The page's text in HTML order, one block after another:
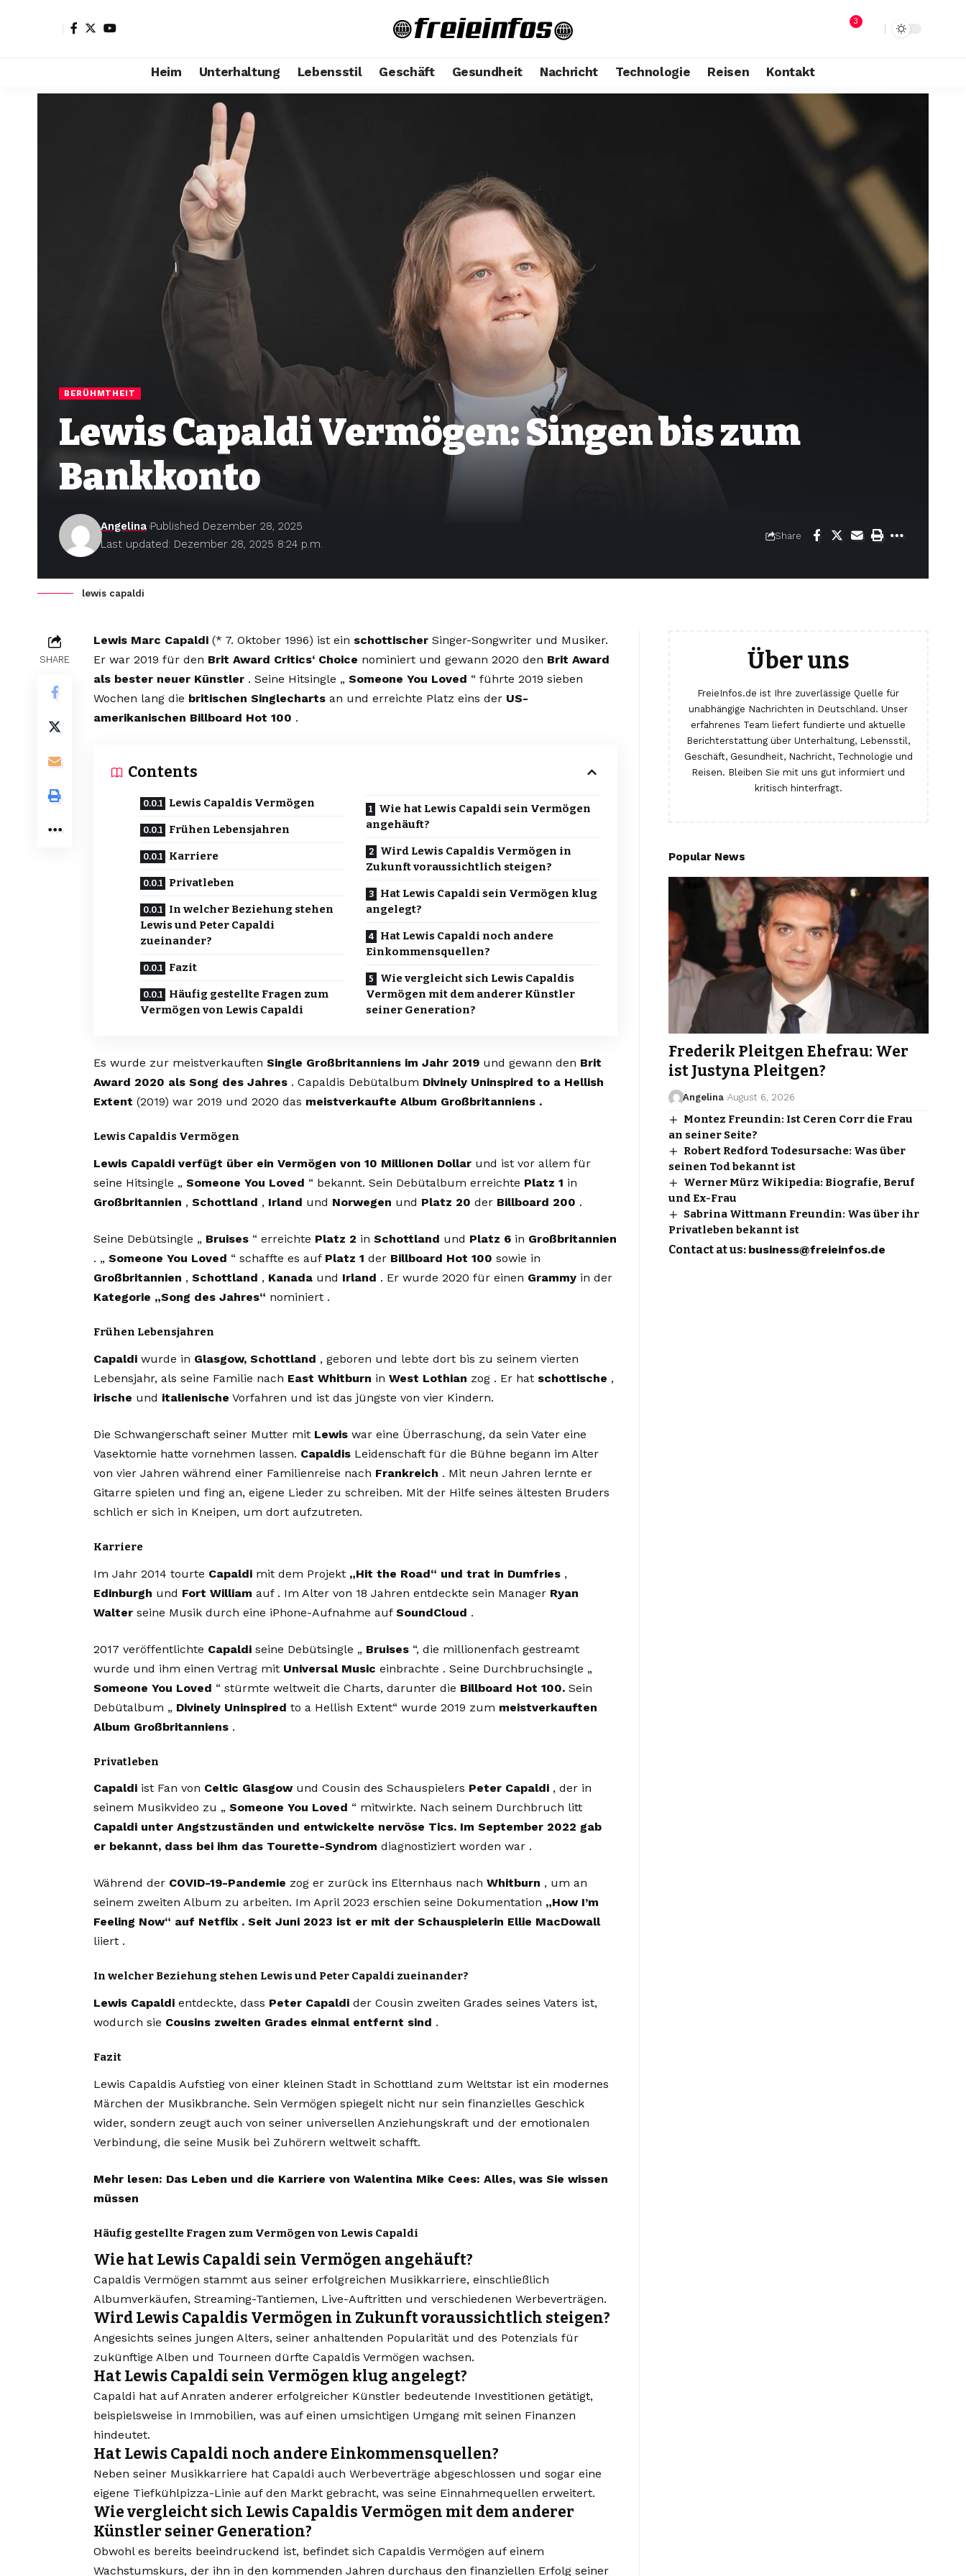
3
Heim Unterhaltung Lebensstil Geschäft Gesundheit Nachricht Technologie Reisen Kontakt
BERÜHMTHEIT
Lewis Capaldi Vermögen: Singen bis zum
Bankkonto
Last updated: Dezember 28, 2025 8:24 p.m.
Angelina Published Dezember 28, 2025
Share
lewis capaldi
SHARE
Lewis Marc Capaldi (* 7. Oktober 1996) ist ein schottischer Singer-Songwriter und Musiker.
Er war 2019 für den Brit Award Critics‘ Choice nominiert und gewann 2020 den Brit Award
als bester neuer Künstler . Seine Hitsingle „ Someone You Loved “ führte 2019 sieben
Wochen lang die britischen Singlecharts an und erreichte Platz eins der US-
amerikanischen Billboard Hot 100 .
Contents
Lewis Capaldis Vermögen
Frühen Lebensjahren
Karriere
Privatleben
In welcher Beziehung stehen
Lewis und Peter Capaldi
zueinander?
Fazit
Häufig gestellte Fragen zum
Vermögen von Lewis Capaldi
Wie hat Lewis Capaldi sein Vermögen
angehäuft?
Wird Lewis Capaldis Vermögen in
Zukunft voraussichtlich steigen?
Hat Lewis Capaldi sein Vermögen klug
angelegt?
Hat Lewis Capaldi noch andere
Einkommensquellen?
Wie vergleicht sich Lewis Capaldis
Vermögen mit dem anderer Künstler
seiner Generation?
Es wurde zur meistverkauften Single Großbritanniens im Jahr 2019 und gewann den Brit
Award 2020 als Song des Jahres . Capaldis Debütalbum Divinely Uninspired to a Hellish
Extent (2019) war 2019 und 2020 das meistverkaufte Album Großbritanniens .
Lewis Capaldis Vermögen
Lewis Capaldi verfügt über ein Vermögen von 10 Millionen Dollar und ist vor allem für
seine Hitsingle „ Someone You Loved “ bekannt. Sein Debütalbum erreichte Platz 1 in
Großbritannien , Schottland , Irland und Norwegen und Platz 20 der Billboard 200 .
Seine Debütsingle „ Bruises “ erreichte Platz 2 in Schottland und Platz 6 in Großbritannien
. „ Someone You Loved “ schaffte es auf Platz 1 der Billboard Hot 100 sowie in
Großbritannien , Schottland , Kanada und Irland . Er wurde 2020 für einen Grammy in der
Kategorie „Song des Jahres“ nominiert .
Frühen Lebensjahren
Capaldi wurde in Glasgow, Schottland , geboren und lebte dort bis zu seinem vierten
Lebensjahr, als seine Familie nach East Whitburn in West Lothian zog . Er hat schottische ,
irische und italienische Vorfahren und ist das jüngste von vier Kindern.
Die Schwangerschaft seiner Mutter mit Lewis war eine Überraschung, da sein Vater eine
Vasektomie hatte vornehmen lassen. Capaldis Leidenschaft für die Bühne begann im Alter
von vier Jahren während einer Familienreise nach Frankreich . Mit neun Jahren lernte er
Gitarre spielen und fing an, eigene Lieder zu schreiben. Mit der Hilfe seines ältesten Bruders
schlich er sich in Kneipen, um dort aufzutreten.
Karriere
Im Jahr 2014 tourte Capaldi mit dem Projekt „Hit the Road“ und trat in Dumfries ,
Edinburgh und Fort William auf . Im Alter von 18 Jahren entdeckte sein Manager Ryan
Walter seine Musik durch eine iPhone-Aufnahme auf SoundCloud .
2017 veröffentlichte Capaldi seine Debütsingle „ Bruises “, die millionenfach gestreamt
wurde und ihm einen Vertrag mit Universal Music einbrachte . Seine Durchbruchsingle „
Someone You Loved “ stürmte weltweit die Charts, darunter die Billboard Hot 100. Sein
Debütalbum „ Divinely Uninspired to a Hellish Extent“ wurde 2019 zum meistverkauften
Album Großbritanniens .
Privatleben
Capaldi ist Fan von Celtic Glasgowund Cousin des Schauspielers Peter Capaldi , der in
seinem Musikvideo zu „ Someone You Loved “ mitwirkte. Nach seinem Durchbruch litt
Capaldi unter Angstzuständen und entwickelte nervöse Tics. Im September 2022 gab
er bekannt, dass bei ihm das Tourette-Syndrom diagnostiziert worden war .
Während der COVID-19-Pandemie zog er zurück ins Elternhaus nach Whitburn , um an
seinem zweiten Album zu arbeiten. Im April 2023 erschien seine Dokumentation „How I’m
Feeling Now“ auf Netflix . Seit Juni 2023 ist er mit der Schauspielerin Ellie MacDowall
liiert .
In welcher Beziehung stehen Lewis und Peter Capaldi zueinander?
Lewis Capaldi entdeckte, dass Peter Capaldi der Cousin zweiten Grades seines Vaters ist,
wodurch sie Cousins ​​zweiten Grades einmal entfernt sind .
Fazit
Lewis Capaldis Aufstieg von einer kleinen Stadt in Schottland zum Weltstar ist ein modernes
Märchen der Musikbranche. Sein Vermögen spiegelt nicht nur sein finanzielles Geschick
wider, sondern zeugt auch von seiner universellen Anziehungskraft und der emotionalen
Verbindung, die seine Musik bei Zuhörern weltweit schafft.
Mehr lesen: Das Leben und die Karriere von Walentina Mike Cees: Alles, was Sie wissen
müssen
Häufig gestellte Fragen zum Vermögen von Lewis Capaldi
Wie hat Lewis Capaldi sein Vermögen angehäuft?
Capaldis Vermögen stammt aus seiner erfolgreichen Musikkarriere, einschließlich
Albumverkäufen, Streaming-Tantiemen, Live-Auftritten und verschiedenen Werbeverträgen.
Wird Lewis Capaldis Vermögen in Zukunft voraussichtlich steigen?
Angesichts seines jungen Alters, seiner anhaltenden Popularität und des Potenzials für
zukünftige Alben und Tourneen dürfte Capaldis Vermögen wachsen.
Hat Lewis Capaldi sein Vermögen klug angelegt?
Capaldi hat auf Anraten anderer erfolgreicher Künstler bedeutende Investitionen getätigt,
beispielsweise in Immobilien, was auf einen umsichtigen Umgang mit seinen Finanzen
hindeutet.
Hat Lewis Capaldi noch andere Einkommensquellen?
Neben seiner Musikkarriere hat Capaldi auch Werbeverträge abgeschlossen und sogar eine
eigene Tiefkühlpizza-Linie auf den Markt gebracht, was seine Einnahmequellen erweitert.
Wie vergleicht sich Lewis Capaldis Vermögen mit dem anderer
Künstler seiner Generation?
Obwohl es bereits beeindruckend ist, befindet sich Capaldis Vermögen auf einem
Wachstumskurs, der ihn in den kommenden Jahren durchaus den finanziellen Erfolg seiner
Über uns
FreieInfos.de ist Ihre zuverlässige Quelle für
unabhängige Nachrichten in Deutschland. Unser
erfahrenes Team liefert fundierte und aktuelle
Berichterstattung über Unterhaltung, Lebensstil,
Geschäft, Gesundheit, Nachricht, Technologie und
Reisen. Bleiben Sie mit uns gut informiert und
kritisch hinterfragt.
Popular News
Frederik Pleitgen Ehefrau: Wer
ist Justyna Pleitgen?
Angelina August 6, 2026
Montez Freundin: Ist Ceren Corr die Frau
an seiner Seite?
Robert Redford Todesursache: Was über
seinen Tod bekannt ist
Werner Mürz Wikipedia: Biografie, Beruf
und Ex-Frau
Sabrina Wittmann Freundin: Was über ihr
Privatleben bekannt ist
Contact at us: business@freieinfos.de